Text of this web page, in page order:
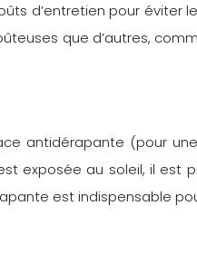
d’entretien pour éviter
que d’autres,
antidérapante (pour
exposée au soleil, il est
est indispensable